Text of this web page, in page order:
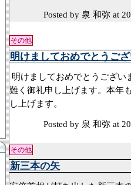
Posted by 泉 和弥 at
その他
明けましておめでとうご
明けましておめでとうござい
難く御礼申し上げます。本年
し上げます。
Posted by 泉 和弥 at
その他
新三本の矢